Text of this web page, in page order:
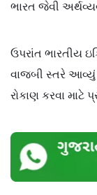
ભારત જેવી
ઉપરાંત ભારતીય
વાજબી સ્તરે
રોકાણ કરવા માટે